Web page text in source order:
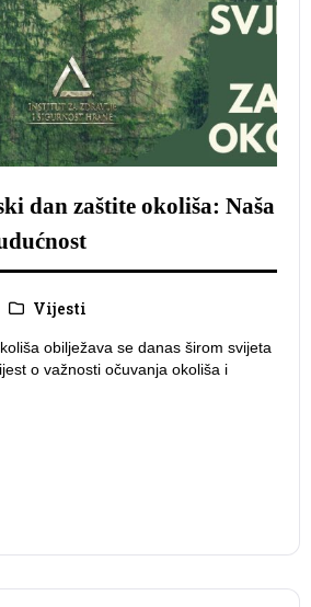
dan zaštite okoliša: Naša
Vijesti
obilježava se danas širom svijeta
o važnosti očuvanja okoliša i